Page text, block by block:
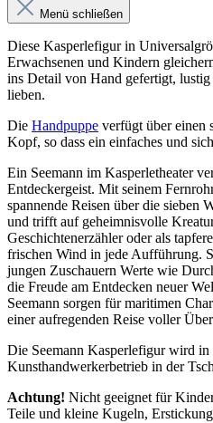
Menü schließen
Diese Kasperlefigur in
Erwachsenen und Kindern
ins Detail von Hand gefertigt,
lieben.
Die Handpuppe verfügt über einen
Kopf, so dass ein einfaches und
Ein Seemann im Kasperletheater
Entdeckergeist. Mit seinem
spannende Reisen über die sieben
und trifft auf geheimnisvolle
Geschichtenerzähler oder als
frischen Wind in jede Aufführung.
jungen Zuschauern Werte wie
die Freude am Entdecken neuer
Seemann sorgen für maritimen
einer aufregenden Reise voller
Die Seemann Kasperlefigur wird in
Kunsthandwerkerbetrieb in der
Achtung! Nicht geeignet für
Teile und kleine Kugeln,